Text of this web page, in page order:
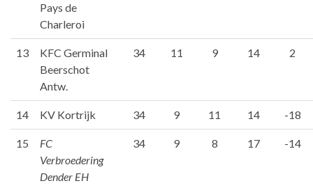
Pays de
Charleroi
13
KFC Germinal
Beerschot
Antw.
34 11 9 14 2
14 KV Kortrijk 34 9 11 14 -18
15
FC
Verbroedering
Dender EH
34 9 8 17 -14